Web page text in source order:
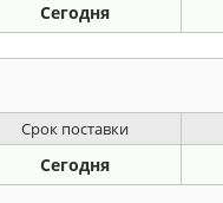
Сегодня
Срок поставки
Сегодня